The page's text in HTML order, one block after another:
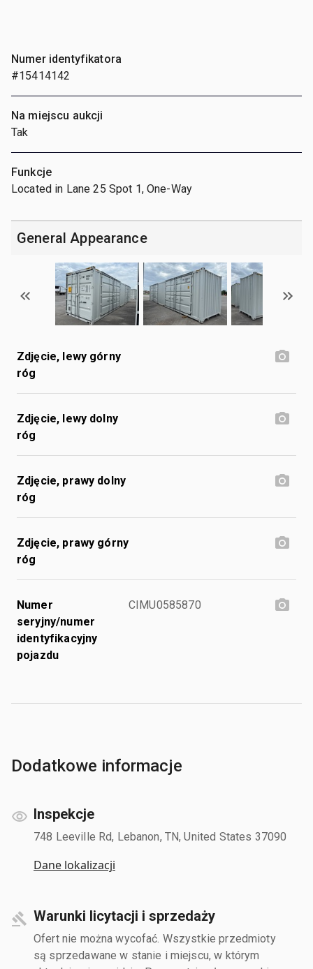
Numer identyfikatora
#15414142
Na miejscu aukcji
Tak
Funkcje
Located in Lane 25 Spot 1, One-Way
General Appearance
Zdjęcie, lewy górny
róg
Zdjęcie, lewy dolny
róg
Zdjęcie, prawy dolny
róg
Zdjęcie, prawy górny
róg
Numer
seryjny/numer
identyfikacyjny
pojazdu
CIMU0585870
Dodatkowe informacje
Inspekcje
748 Leeville Rd, Lebanon, TN, United States 37090
Dane lokalizacji
Warunki licytacji i sprzedaży
Ofert nie można wycofać. Wszystkie przedmioty
są sprzedawane w stanie i miejscu, w którym